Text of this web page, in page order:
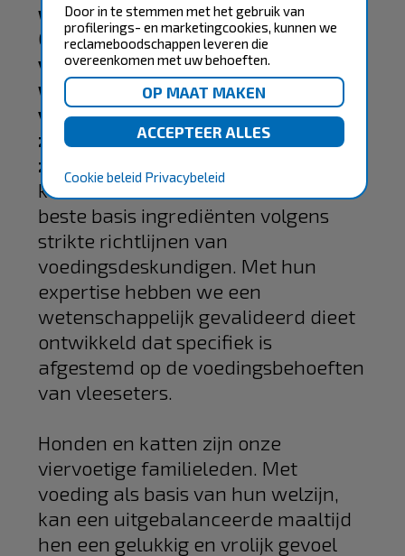
Door in te stemmen met het gebruik van
profilerings- en marketingcookies, kunnen we
reclameboodschappen leveren die
overeenkomen met uw behoeften.
Cookie beleid Privacybeleid
wetenschap in perfecte harmonie
Onze missie is omde beste,
volledig natuurlijke, voedzame en
wetenschappelijk gevalideerde
voeding te ontwikkelen waar
zowel katten als honden dol op
zullen zijn
koken we in onze keuken alleen de
beste basis ingrediënten volgens
strikte richtlijnen van
voedingsdeskundigen. Met hun
expertise hebben we een
wetenschappelijk gevalideerd dieet
ontwikkeld dat specifiek is
afgestemd op de voedingsbehoeften
van vleeseters.
Honden en katten zijn onze
viervoetige familieleden. Met
voeding als basis van hun welzijn,
kan een uitgebalanceerde maaltijd
hen een gelukkig en vrolijk gevoel